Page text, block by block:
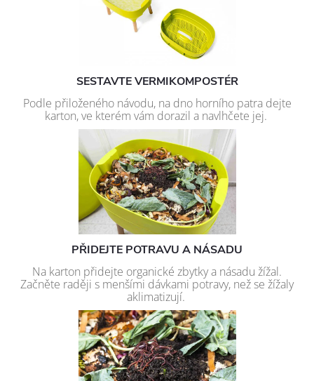
SESTAVTE VERMIKOMPOSTÉR
Podle přiloženého návodu, na dno horního patra dejte
karton, ve kterém vám dorazil a navlhčete jej.
PŘIDEJTE POTRAVU A NÁSADU
Na karton přidejte organické zbytky a násadu žížal.
Začněte raději s menšími dávkami potravy, než se žížaly
aklimatizují.